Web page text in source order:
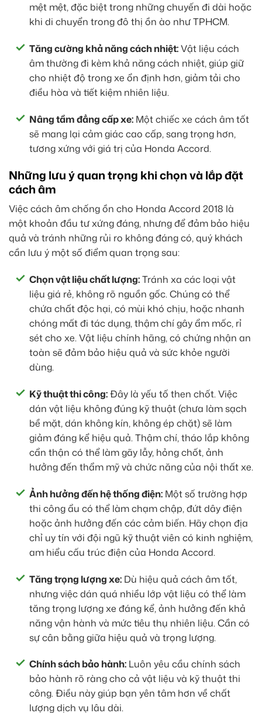
mệt mệt, đặc biệt trong những chuyến đi dài hoặc
khi di chuyển trong đô thị ồn ào như TPHCM.
Tăng cường khả năng cách nhiệt:Vật liệu cách
âm thường đi kèm khả năng cách nhiệt, giúp giữ
cho nhiệt độ trong xe ổn định hơn, giảm tải cho
điều hòa và tiết kiệm nhiên liệu.
Nâng tầm đẳng cấp xe: Một chiếc xe cách âm tốt
sẽ mang lại cảm giác cao cấp, sang trọng hơn,
tương xứng với giá trị của Honda Accord.
Những lưu ý quan trọng khi chọn và lắp đặt
cách âm
Việc cách âm chống ồn cho Honda Accord 2018 là
một khoản đầu tư xứng đáng, nhưng để đảm bảo hiệu
quả và tránh những rủi ro không đáng có, quý khách
cần lưu ý một số điểm quan trọng sau:
Chọn vật liệu chất lượng:Tránh xa các loại vật
liệu giá rẻ, không rõ nguồn gốc. Chúng có thể
chứa chất độc hại, có mùi khó chịu, hoặc nhanh
chóng mất đi tác dụng, thậm chí gây ẩm mốc, rỉ
sét cho xe. Vật liệu chính hãng, có chứng nhận an
toàn sẽ đảm bảo hiệu quả và sức khỏe người
dùng.
Kỹ thuật thi công:Đây là yếu tố then chốt. Việc
dán vật liệu không đúng kỹ thuật (chưa làm sạch
bề mặt, dán không kín, không ép chặt) sẽ làm
giảm đáng kể hiệu quả. Thậm chí, tháo lắp không
cẩn thận có thể làm gãy lẫy, hỏng chốt, ảnh
hưởng đến thẩm mỹ và chức năng của nội thất xe.
Ảnh hưởng đến hệ thống điện: Một số trường hợp
thi công ẩu có thể làm chạm chập, đứt dây điện
hoặc ảnh hưởng đến các cảm biến. Hãy chọn địa
chỉ uy tín với đội ngũ kỹ thuật viên có kinh nghiệm,
am hiểu cấu trúc điện của Honda Accord.
Tăng trọng lượng xe: Dù hiệu quả cách âm tốt,
nhưng việc dán quá nhiều lớp vật liệu có thể làm
tăng trọng lượng xe đáng kể, ảnh hưởng đến khả
năng vận hành và mức tiêu thụ nhiên liệu. Cần có
sự cân bằng giữa hiệu quả và trọng lượng.
Chính sách bảo hành: Luôn yêu cầu chính sách
bảo hành rõ ràng cho cả vật liệu và kỹ thuật thi
công. Điều này giúp bạn yên tâm hơn về chất
lượng dịch vụ lâu dài.